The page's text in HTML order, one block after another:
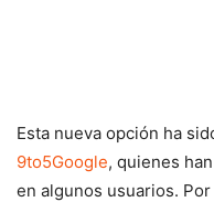
Esta nueva opción ha
9to5Google, quienes
en algunos usuarios.